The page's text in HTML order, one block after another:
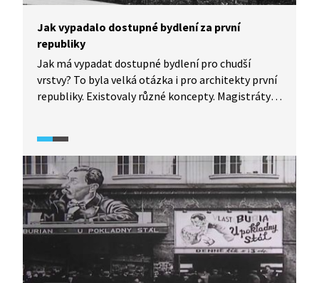
Jak vypadalo dostupné bydlení za první
republiky
Jak má vypadat dostupné bydlení pro chudší
vrstvy? To byla velká otázka i pro architekty první
republiky. Existovaly různé koncepty. Magistráty
dělníky.